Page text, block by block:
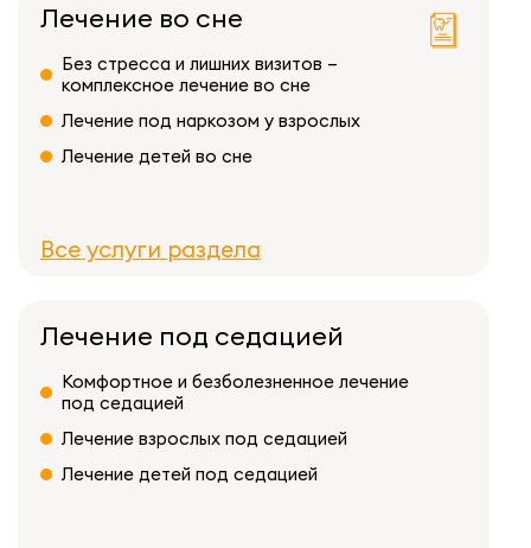
Лечение во сне
Без стресса и лишних визитов –
комплексное лечение во сне
Лечение под наркозом у взрослых
Лечение детей во сне
Все услуги раздела
Лечение под седацией
Комфортное и безболезненное лечение
под седацией
Лечение взрослых под седацией
Лечение детей под седацией